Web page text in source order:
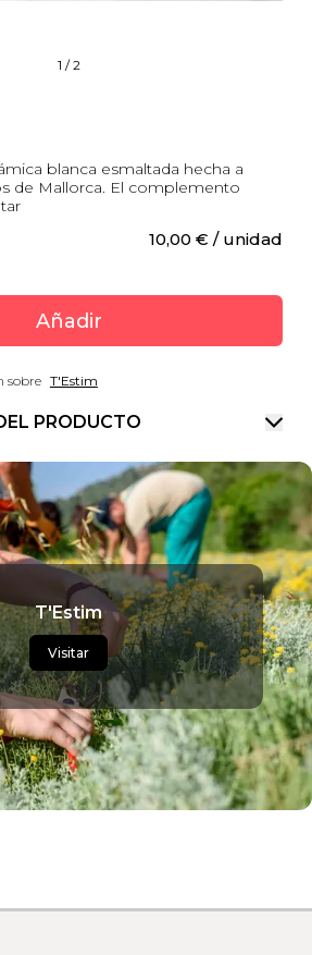
1 /2
blanca esmaltada hecha a
de Mallorca. El complemento
10,00 € / unidad
Añadir
sobre T'Estim
PRODUCTO
T'Estim
Visitar